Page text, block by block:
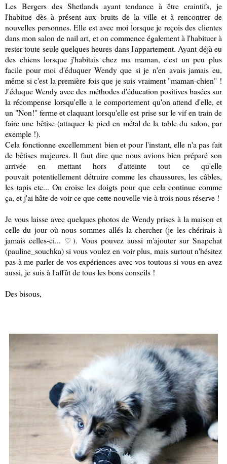
Les Bergers des Shetlands ayant tendance à être craintifs, je
l'habitue dès à présent aux bruits de la ville et à rencontrer de
nouvelles personnes. Elle est avec moi lorsque je reçois des clientes
dans mon salon de nail art, et on commence également à l'habituer à
rester toute seule quelques heures dans l'appartement. Ayant déjà eu
des chiens lorsque j'habitais chez ma maman, c'est un peu plus
facile pour moi d'éduquer Wendy que si je n'en avais jamais eu,
même si c'est la première fois que je suis vraiment "maman-chien" !
J'éduque Wendy avec des méthodes d'éducation positives basées sur
la récompense lorsqu'elle a le comportement qu'on attend d'elle, et
un "Non!" ferme et claquant lorsqu'elle est prise sur le vif en train de
faire une bêtise (attaquer le pied en métal de la table du salon, par
exemple !).
Cela fonctionne excellemment bien et pour l'instant, elle n'a pas fait
de bêtises majeures. Il faut dire que nous avions bien préparé son
arrivée en mettant hors d'atteinte tout ce qu'elle
pouvait potentiellement détruire comme les chaussures, les câbles,
les tapis etc... On croise les doigts pour que cela continue comme
ça, et j'ai hâte de voir ce que cette nouvelle vie à trois nous réserve !
Je vous laisse avec quelques photos de Wendy prises à la maison et
celle du jour où nous sommes allés la chercher (je les chérirais à
jamais celles-ci... ♡). Vous pouvez aussi m'ajouter sur Snapchat
(pauline_souchka) si vous voulez en voir plus, mais surtout n'hésitez
pas à me parler de vos expériences avec vos toutous si vous en avez
aussi, je suis à l'affût de tous les bons conseils !
Des bisous,